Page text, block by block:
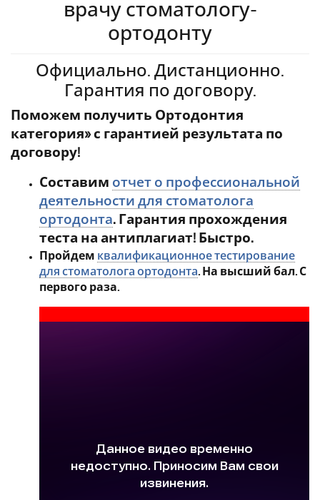
врачу стоматологу-
ортодонту
Официально. Дистанционно.
Гарантия по договору.
Поможем получить Ортодонтия
категория» с гарантией результата по
договору!
Составим отчет о профессиональной
деятельности для стоматолога
ортодонта. Гарантия прохождения
теста на антиплагиат! Быстро.
Пройдем квалификационное тестирование
для стоматолога ортодонта. На высший бал. С
первого раза.